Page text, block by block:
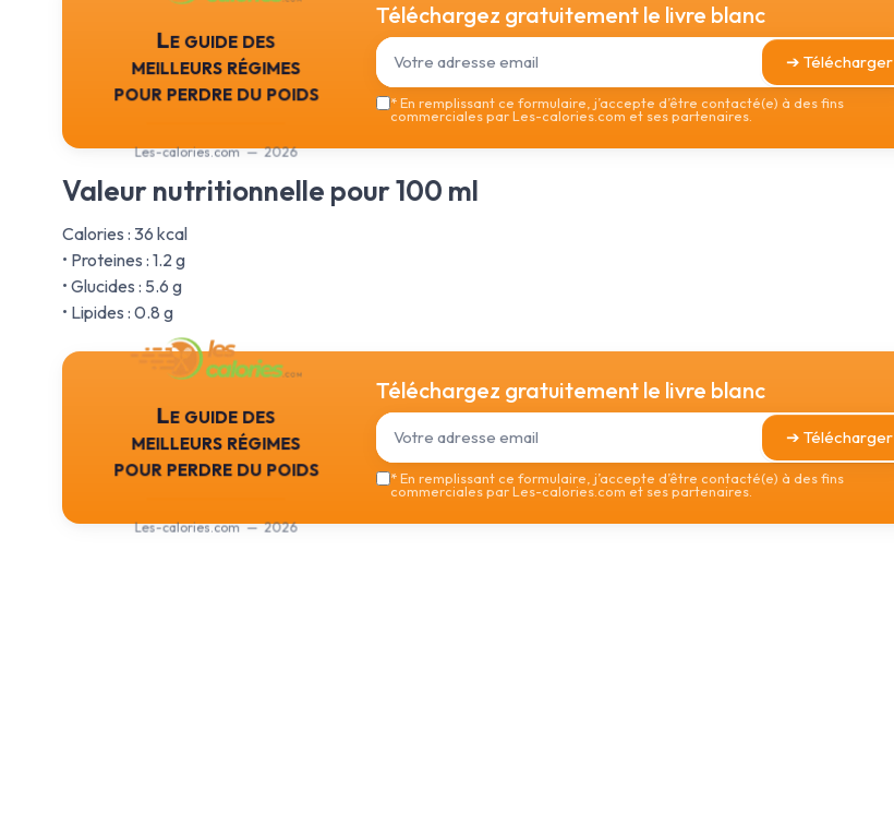
Le guide des
meilleurs régimes
pour perdre du poids
Les-calories.com — 2026
Téléchargez gratuitement le livre blanc
➔ Télécharger
*En remplissant ce formulaire, j’accepte d’être contacté(e) à des fins
commerciales par Les-calories.com et ses partenaires.
Valeur nutritionnelle pour 100 ml
Calories : 36 kcal
• Proteines : 1.2 g
• Glucides : 5.6 g
• Lipides : 0.8 g
Le guide des
meilleurs régimes
pour perdre du poids
Les-calories.com — 2026
Téléchargez gratuitement le livre blanc
➔ Télécharger
*En remplissant ce formulaire, j’accepte d’être contacté(e) à des fins
commerciales par Les-calories.com et ses partenaires.